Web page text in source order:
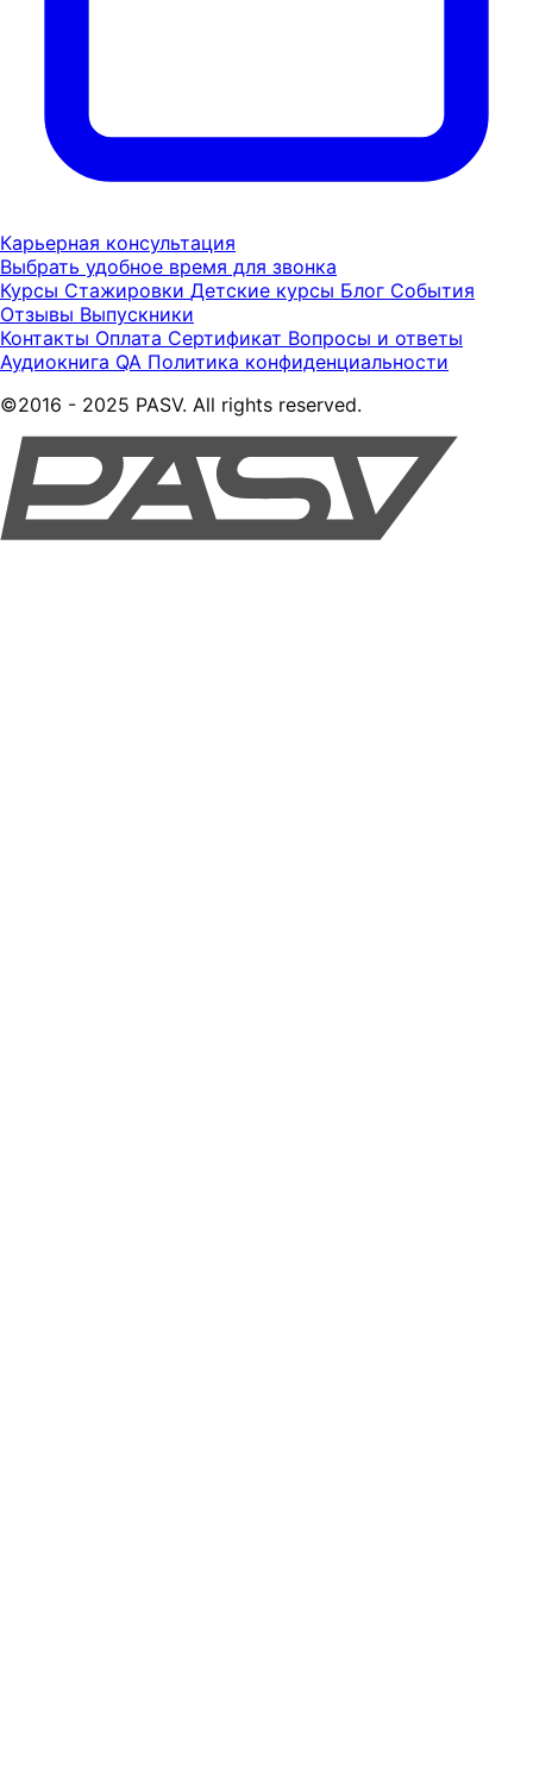
Карьерная консультация
Выбрать удобное время для звонка
Курсы Стажировки Детские курсы Блог События
Отзывы Выпускники
Контакты Оплата Сертификат Вопросы и ответы
Аудиокнига QA Политика конфиденциальности
©2016 - 2025 PASV. All rights reserved.